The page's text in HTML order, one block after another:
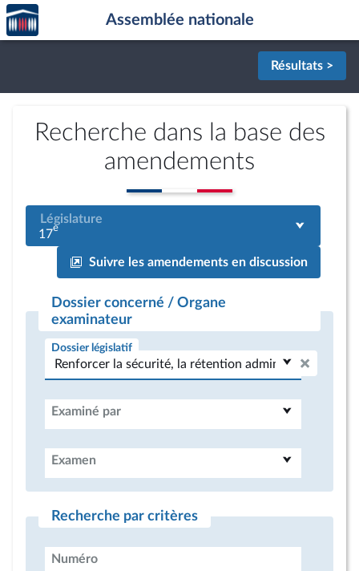
Aller au contenu
Aller en bas de la page
Accèder
à la
page
Assemblée nationale
Résultats >
Recherche dans la base des
amendements
Législature
17e
Suivre les amendements en discussion
Dossier concerné / Organe
examinateur
Dossier législatif
Examiné par
Examen
Recherche par critères
Numéro